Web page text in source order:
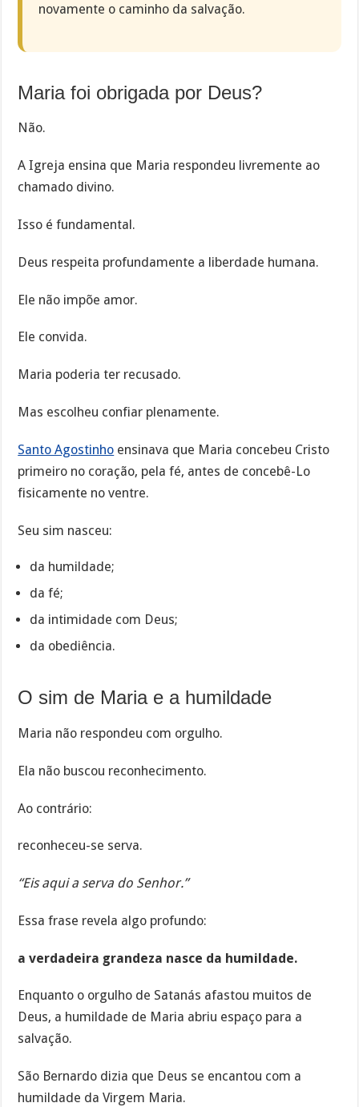
novamente o caminho da salvação.
Maria foi obrigada por Deus?
Não.
A Igreja ensina que Maria respondeu livremente ao
chamado divino.
Isso é fundamental.
Deus respeita profundamente a liberdade humana.
Ele não impõe amor.
Ele convida.
Maria poderia ter recusado.
Mas escolheu confiar plenamente.
Santo Agostinho ensinava que Maria concebeu Cristo
primeiro no coração, pela fé, antes de concebê-Lo
fisicamente no ventre.
Seu sim nasceu:
da humildade;
da fé;
da intimidade com Deus;
da obediência.
O sim de Maria e a humildade
Maria não respondeu com orgulho.
Ela não buscou reconhecimento.
Ao contrário:
reconheceu-se serva.
“Eis aqui a serva do Senhor.”
Essa frase revela algo profundo:
a verdadeira grandeza nasce da humildade.
Enquanto o orgulho de Satanás afastou muitos de
Deus, a humildade de Maria abriu espaço para a
salvação.
São Bernardo dizia que Deus se encantou com a
humildade da Virgem Maria.